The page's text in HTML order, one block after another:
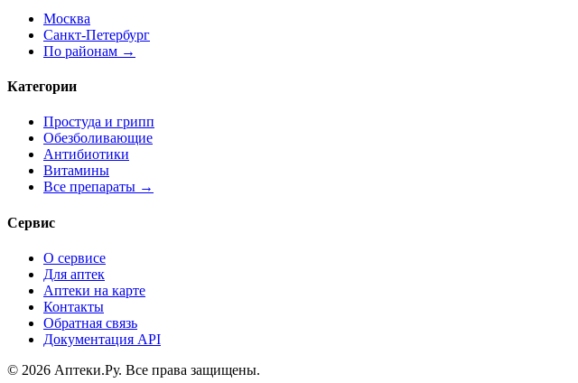
Москва
Санкт-Петербург
По районам →
Категории
Простуда и грипп
Обезболивающие
Антибиотики
Витамины
Все препараты →
Сервис
О сервисе
Для аптек
Аптеки на карте
Контакты
Обратная связь
Документация API
© 2026 Аптеки.Ру. Все права защищены.